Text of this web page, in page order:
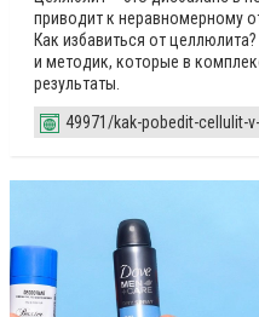
приводит к неравномерному
Как избавиться от
и методик, которые в
результаты.
49971/kak-pobedit-cellulit-